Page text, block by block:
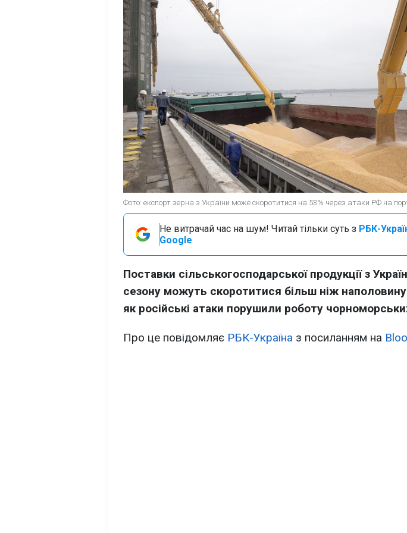
Фото: експорт зерна з України може скоротитися на 53% через атаки РФ на
Не витрачай час на шум! Читай тільки суть з РБК-
Google
Поставки сільськогосподарської продукції з
сезону можуть скоротитися більш ніж наполовину
як російські атаки порушили роботу
Про це повідомляє РБК-Україна з посиланням на